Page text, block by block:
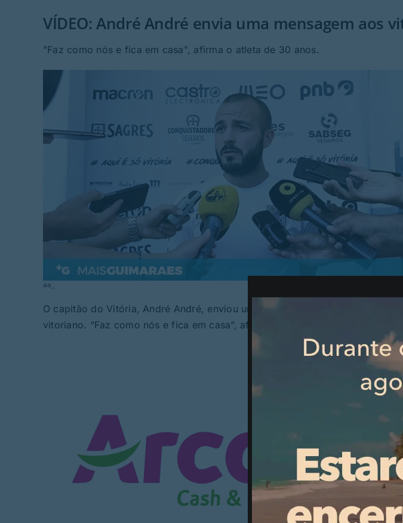
VÍDEO: André André envia uma mensagem aos
"Faz como nós e fica em casa", afirma o atleta de 30 anos.
aa_
O capitão do Vitória, André André, enviou uma mensagem aos adeptos,
vitoriano. “Faz como nós e fica em casa”, afirma o atleta de 30 anos.